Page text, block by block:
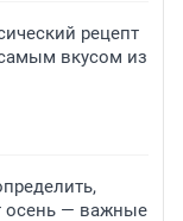
рецепт
вкусом из
осень — важные